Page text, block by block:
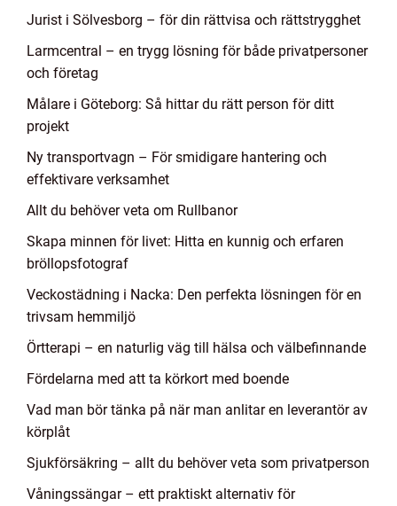
Jurist i Sölvesborg – för din rättvisa och rättstrygghet
Larmcentral – en trygg lösning för både privatpersoner
och företag
Målare i Göteborg: Så hittar du rätt person för ditt
projekt
Ny transportvagn – För smidigare hantering och
effektivare verksamhet
Allt du behöver veta om Rullbanor
Skapa minnen för livet: Hitta en kunnig och erfaren
bröllopsfotograf
Veckostädning i Nacka: Den perfekta lösningen för en
trivsam hemmiljö
Örtterapi – en naturlig väg till hälsa och välbefinnande
Fördelarna med att ta körkort med boende
Vad man bör tänka på när man anlitar en leverantör av
körplåt
Sjukförsäkring – allt du behöver veta som privatperson
Våningssängar – ett praktiskt alternativ för